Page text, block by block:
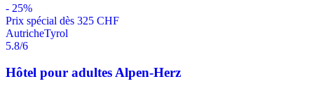
- 25%
Prix ​​spécial dès 325 CHF
AutricheTyrol
5.8/6
Hôtel pour adultes Alpen-Herz